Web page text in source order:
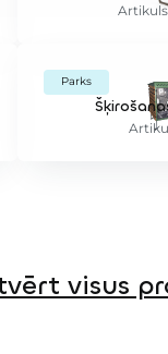
Parks
visus